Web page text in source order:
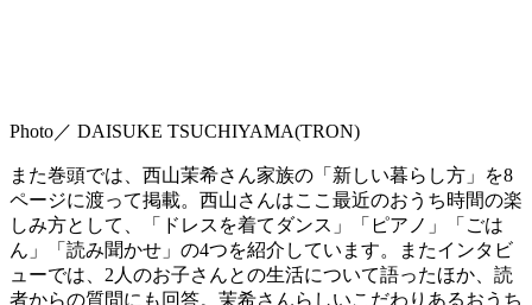
Photo／ DAISUKE TSUCHIYAMA(TRON)
また巻頭では、西山茉希さん家族の「新しい暮らし方」を8
ページに渡って掲載。西山さんはここ最近のおうち時間の楽
しみ方として、「ドレスを着てダンス」「ピアノ」「ごは
ん」「読み聞かせ」の4つを紹介しています。またインタビ
ューでは、2人のお子さんとの生活について語ったほか、読
者からの質問にも回答。茉希さんらしいこだわりあるおうち